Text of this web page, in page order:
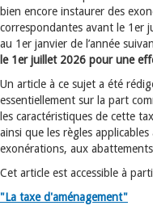
bien encore instaurer des
correspondantes avant le 1er
au 1er janvier de l’année
le 1er juillet 2026 pour une
Un article à ce sujet a été
essentiellement sur la part
les caractéristiques de cette
ainsi que les règles
exonérations, aux
Cet article est accessible à
"La taxe d'aménagement"